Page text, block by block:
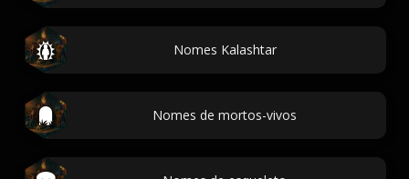
Nomes Kalashtar
Nomes de mortos-vivos